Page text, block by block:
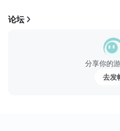
论坛
分享你的
去发